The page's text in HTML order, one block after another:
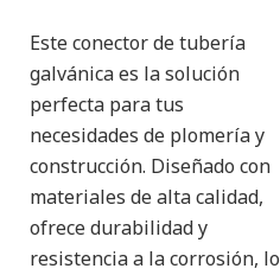
Este conector de tubería
galvánica es la solución
perfecta para tus
necesidades de plomería y
construcción. Diseñado con
materiales de alta calidad,
ofrece durabilidad y
resistencia a la corrosión, lo